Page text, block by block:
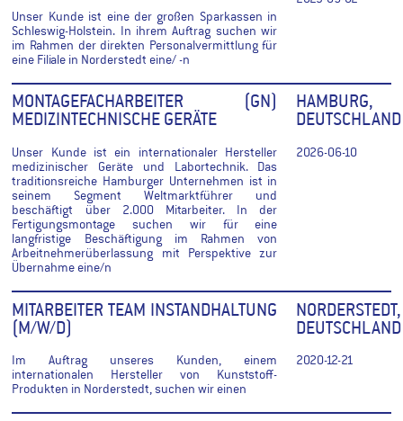
Unser Kunde ist eine der großen Sparkassen in
Schleswig-Holstein. In ihrem Auftrag suchen wir
im Rahmen der direkten Personalvermittlung für
eine Filiale in Norderstedt eine/ -n
MONTAGEFACHARBEITER (GN)
MEDIZINTECHNISCHE GERÄTE
Unser Kunde ist ein internationaler Hersteller
medizinischer Geräte und Labortechnik. Das
traditionsreiche Hamburger Unternehmen ist in
seinem Segment Weltmarktführer und
beschäftigt über 2.000 Mitarbeiter. In der
Fertigungsmontage suchen wir für eine
langfristige Beschäftigung im Rahmen von
Arbeitnehmerüberlassung mit Perspektive zur
Übernahme eine/n
HAMBURG,
DEUTSCHLAND
2026-06-10
MITARBEITER TEAM INSTANDHALTUNG
(M/W/D)
Im Auftrag unseres Kunden, einem
internationalen Hersteller von Kunststoff-
Produkten in Norderstedt, suchen wir einen
NORDERSTEDT,
DEUTSCHLAND
2020-12-21